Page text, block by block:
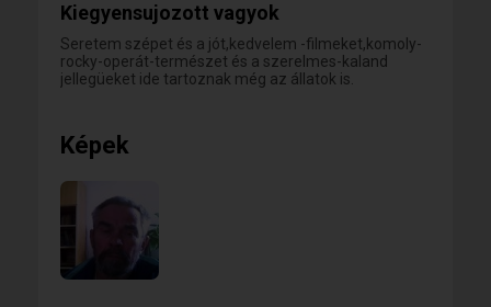
Kiegyensujozott vagyok
Seretem szépet és a jót,kedvelem -filmeket,komoly-
rocky-operát-természet és a szerelmes-kaland
jellegüeket ide tartoznak még az állatok is.
Képek